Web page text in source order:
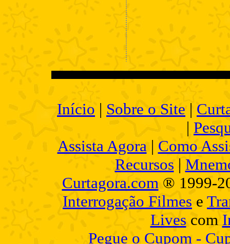
Início | Sobre o Site |
|
Assista Agora| Como
Recursos |
Curtagora.com® 1999-
Interrogação Filmes e
Lives com
Pegue o Cupom -